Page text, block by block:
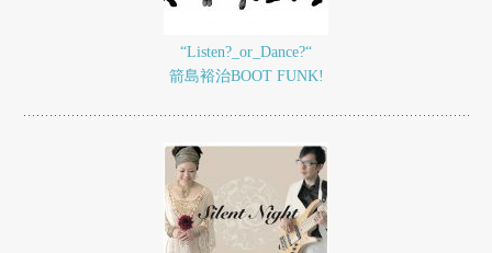
“Listen?_or_Dance?“
箭島裕治BOOT FUNK!